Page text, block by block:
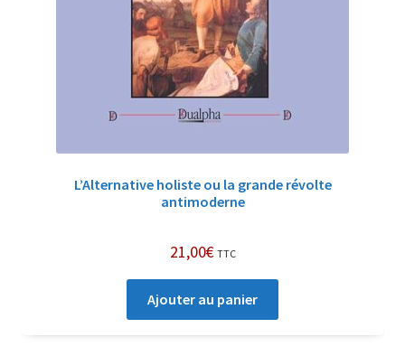
L’Alternative holiste ou la grande révolte
antimoderne
21,00€ TTC
Ajouter au panier